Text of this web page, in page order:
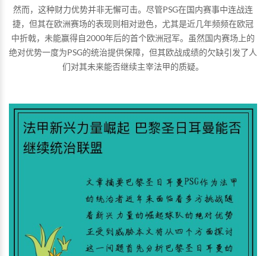
然而，这种财力优势并非无懈可击。尽管PSG在国内赛事中连战连
捷，但其在欧洲赛场的表现则相对逊色，尤其是近几年频频在欧冠
中折戟，未能赢得自2000年后的首个欧洲冠军。虽然国内赛场上的
绝对优势一度为PSG的统治提供保障，但其欧战成绩的欠缺引发了人
们对其未来能否继续主宰法甲的质疑。